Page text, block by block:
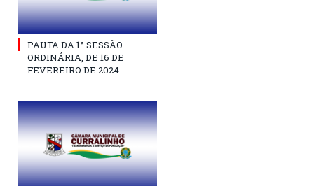
PAUTA DA 1ª SESSÃO
ORDINÁRIA, DE 16 DE
FEVEREIRO DE 2024